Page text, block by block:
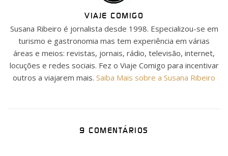
VIAJE COMIGO
Susana Ribeiro é jornalista desde 1998. Especializou-se em
turismo e gastronomia mas tem experiência em várias
áreas e meios: revistas, jornais, rádio, televisão, internet,
locuções e redes sociais. Fez o Viaje Comigo para incentivar
outros a viajarem mais. Saiba Mais sobre a Susana Ribeiro
9 COMENTÁRIOS